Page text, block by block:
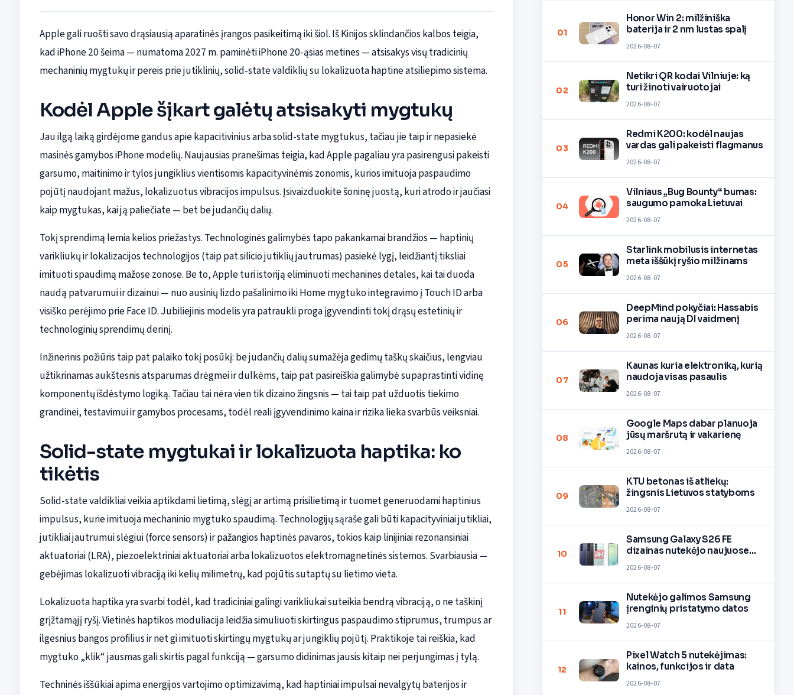
Apple gali ruošti savo drąsiausią aparatinės įrangos pasikeitimą iki šiol. Iš Kinijos sklindančios kalbos teigia,
kad iPhone 20 šeima — numatoma 2027 m. paminėti iPhone 20-ąsias metines — atsisakys visų tradicinių
mechaninių mygtukų ir pereis prie jutiklinių, solid-state valdiklių su lokalizuota haptine atsiliepimo sistema.
Kodėl Apple šįkart galėtų atsisakyti mygtukų
Jau ilgą laiką girdėjome gandus apie kapacitivinius arba solid-state mygtukus, tačiau jie taip ir nepasiekė
masinės gamybos iPhone modelių. Naujausias pranešimas teigia, kad Apple pagaliau yra pasirengusi pakeisti
garsumo, maitinimo ir tylos jungiklius vientisomis kapacityvinėmis zonomis, kurios imituoja paspaudimo
pojūtį naudojant mažus, lokalizuotus vibracijos impulsus. Įsivaizduokite šoninę juostą, kuri atrodo ir jaučiasi
kaip mygtukas, kai ją paliečiate — bet be judančių dalių.
Tokį sprendimą lemia kelios priežastys. Technologinės galimybės tapo pakankamai brandžios — haptinių
varikliukų ir lokalizacijos technologijos (taip pat silicio jutiklių jautrumas) pasiekė lygį, leidžiantį tiksliai
imituoti spaudimą mažose zonose. Be to, Apple turi istoriją eliminuoti mechanines detales, kai tai duoda
naudą patvarumui ir dizainui — nuo ausinių lizdo pašalinimo iki Home mygtuko integravimo į Touch ID arba
visiško perėjimo prie Face ID. Jubiliejinis modelis yra patraukli proga įgyvendinti tokį drąsų estetinių ir
technologinių sprendimų derinį.
Inžinerinis požiūris taip pat palaiko tokį posūkį: be judančių dalių sumažėja gedimų taškų skaičius, lengviau
užtikrinamas aukštesnis atsparumas drėgmei ir dulkėms, taip pat pasireiškia galimybė supaprastinti vidinę
komponentų išdėstymo logiką. Tačiau tai nėra vien tik dizaino žingsnis — tai taip pat užduotis tiekimo
grandinei, testavimui ir gamybos procesams, todėl reali įgyvendinimo kaina ir rizika lieka svarbūs veiksniai.
Solid-state mygtukai ir lokalizuota haptika: ko
tikėtis
Solid-state valdikliai veikia aptikdami lietimą, slėgį ar artimą prisilietimą ir tuomet generuodami haptinius
impulsus, kurie imituoja mechaninio mygtuko spaudimą. Technologijų sąraše gali būti kapacityviniai jutikliai,
jutikliai jautrumui slėgiui (force sensors) ir pažangios haptinės pavaros, tokios kaip linijiniai rezonansiniai
aktuatoriai (LRA), piezoelektriniai aktuatoriai arba lokalizuotos elektromagnetinės sistemos. Svarbiausia —
gebėjimas lokalizuoti vibraciją iki kelių milimetrų, kad pojūtis sutaptų su lietimo vieta.
Lokalizuota haptika yra svarbi todėl, kad tradiciniai galingi varikliukai suteikia bendrą vibraciją, o ne taškinį
grįžtamąjį ryšį. Vietinės haptikos moduliacija leidžia simuliuoti skirtingus paspaudimo stiprumus, trumpus ar
ilgesnius bangos profilius ir net gi imituoti skirtingų mygtukų ar jungiklių pojūtį. Praktikoje tai reiškia, kad
mygtuko „klik“ jausmas gali skirtis pagal funkciją — garsumo didinimas jausis kitaip nei perjungimas į tylą.
Techninės iššūkiai apima energijos vartojimo optimizavimą, kad haptiniai impulsai nevalgytų baterijos ir
01
Honor Win 2: milžiniška
baterija ir 2 nm lustas spalį
2026-08-07
02
Netikri QR kodai Vilniuje: ką
turi žinoti vairuotojai
2026-08-07
03
Redmi K200: kodėl naujas
vardas gali pakeisti flagmanus
2026-08-07
04
Vilniaus „Bug Bounty“ bumas:
saugumo pamoka Lietuvai
2026-08-07
05
Starlink mobilusis internetas
meta iššūkį ryšio milžinams
2026-08-07
06
DeepMind pokyčiai: Hassabis
perima naują DI vaidmenį
2026-08-07
07
Kaunas kuria elektroniką, kurią
naudoja visas pasaulis
2026-08-07
08
Google Maps dabar planuoja
jūsų maršrutą ir vakarienę
2026-08-07
09
KTU betonas iš atliekų:
žingsnis Lietuvos statyboms
2026-08-07
10
Samsung Galaxy S26 FE
dizainas nutekėjo naujuose
2026-08-07
11
Nutekėjo galimos Samsung
įrenginių pristatymo datos
2026-08-07
12
Pixel Watch 5 nutekėjimas:
kainos, funkcijos ir data
2026-08-07